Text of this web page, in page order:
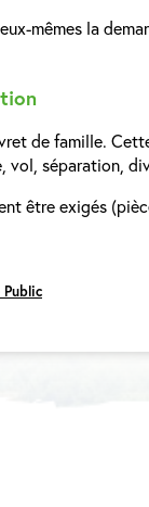
mêmes la
de famille.
vol, séparation,
être exigés
Public